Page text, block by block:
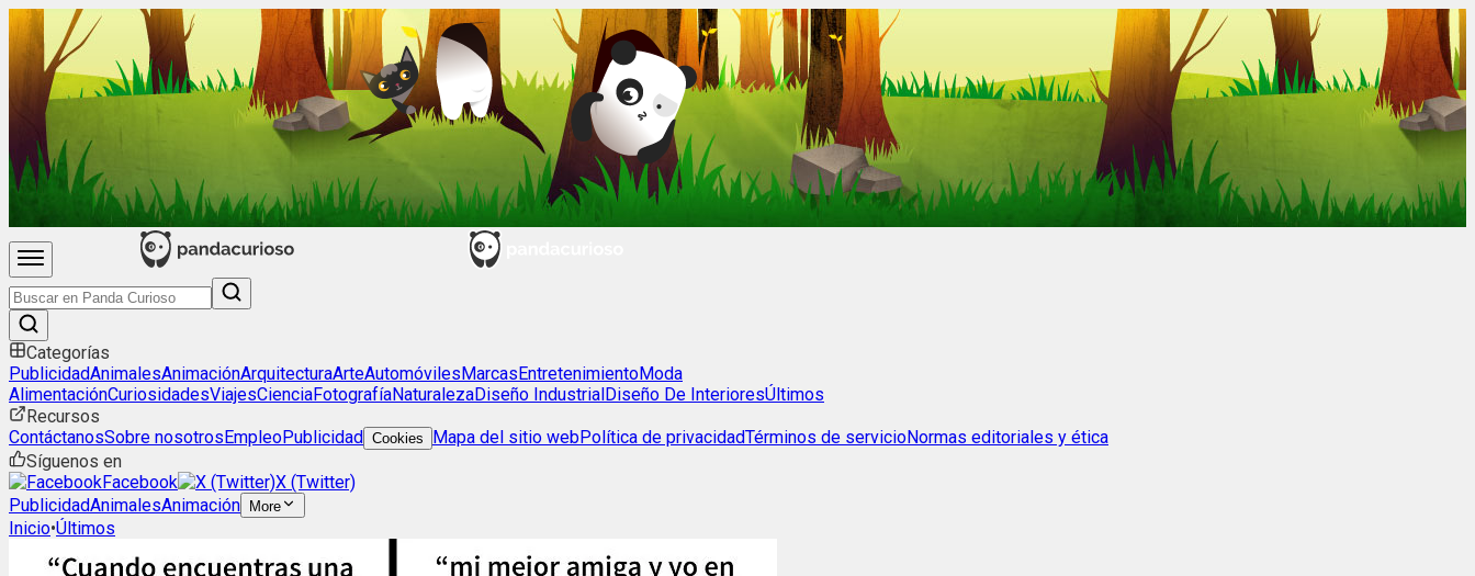
Categorías
PublicidadAnimalesAnimaciónArquitecturaArteAutomóvilesMarcasEntretenimientoModa
AlimentaciónCuriosidadesViajesCienciaFotografíaNaturalezaDiseño IndustrialDiseño De InterioresÚltimos
Recursos
ContáctanosSobre nosotrosEmpleoPublicidad Cookies Mapa del sitio webPolítica de privacidadTérminos de servicioNormas editoriales y ética
Síguenos en
Facebook
X (Twitter)
PublicidadAnimalesAnimación More
Inicio•Últimos